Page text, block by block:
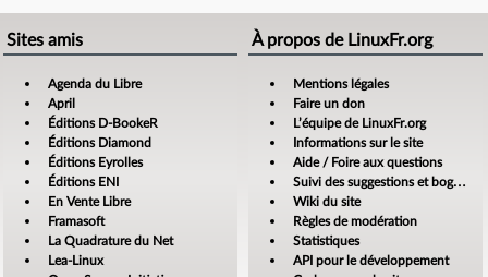
Sites amis
Agenda du Libre
April
Éditions D-BookeR
Éditions Diamond
Éditions Eyrolles
Éditions ENI
En Vente Libre
Framasoft
La Quadrature du Net
Lea-Linux
À propos de LinuxFr.org
Mentions légales
Faire un don
L’équipe de LinuxFr.org
Informations sur le site
Aide / Foire aux questions
Suivi des suggestions et bogues
Wiki du site
Règles de modération
Statistiques
API pour le développement